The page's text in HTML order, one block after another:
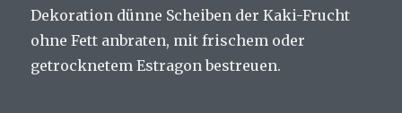
Dekoration dünne Scheiben der Kaki-Frucht
ohne Fett anbraten, mit frischem oder
getrocknetem Estragon bestreuen.